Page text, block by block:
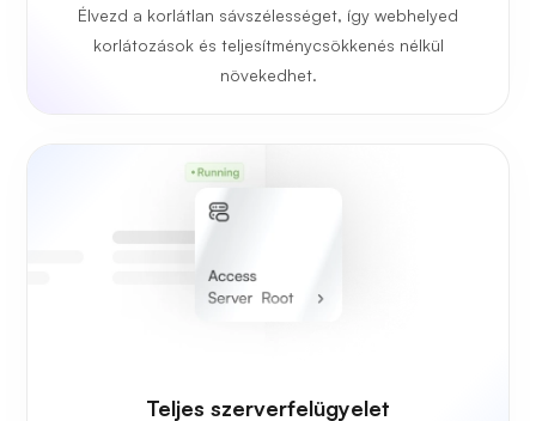
Élvezd a korlátlan sávszélességet, így webhelyed
korlátozások és teljesítménycsökkenés nélkül
növekedhet.
Teljes szerverfelügyelet